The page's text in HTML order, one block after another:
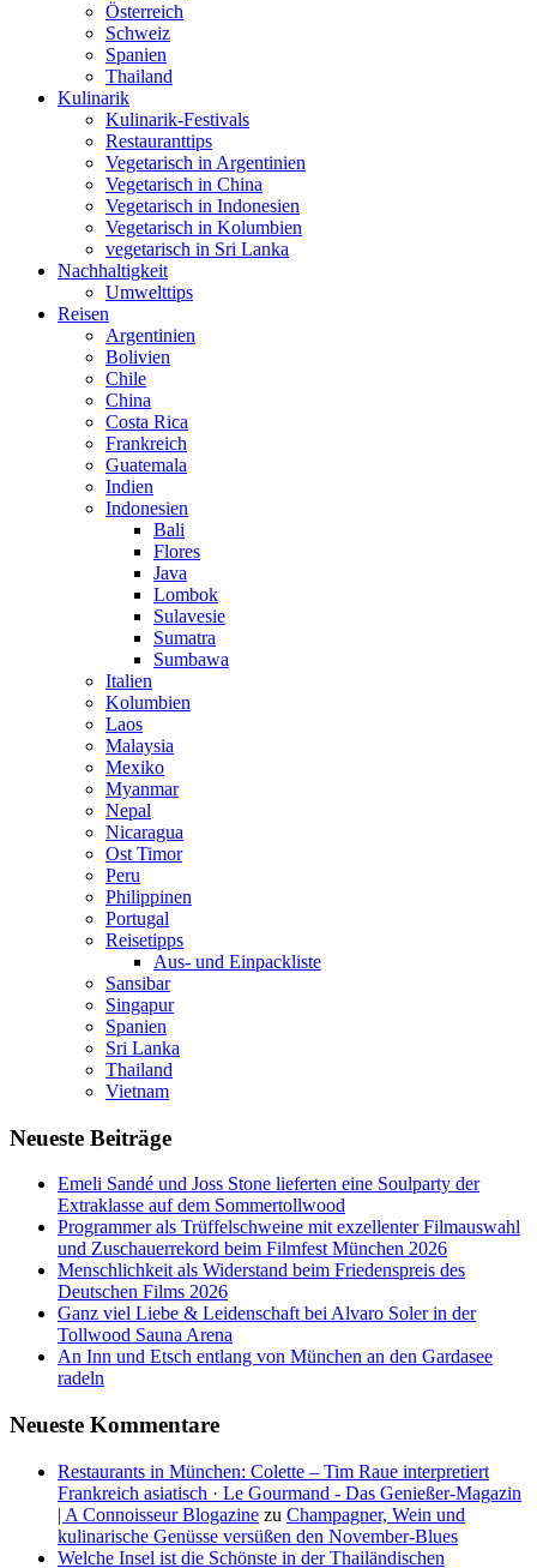
Österreich
Schweiz
Spanien
Thailand
Kulinarik
Kulinarik-Festivals
Restauranttips
Vegetarisch in Argentinien
Vegetarisch in China
Vegetarisch in Indonesien
Vegetarisch in Kolumbien
vegetarisch in Sri Lanka
Nachhaltigkeit
Umwelttips
Reisen
Argentinien
Bolivien
Chile
China
Costa Rica
Frankreich
Guatemala
Indien
Indonesien
Bali
Flores
Java
Lombok
Sulavesie
Sumatra
Sumbawa
Italien
Kolumbien
Laos
Malaysia
Mexiko
Myanmar
Nepal
Nicaragua
Ost Timor
Peru
Philippinen
Portugal
Reisetipps
Aus- und Einpackliste
Sansibar
Singapur
Spanien
Sri Lanka
Thailand
Vietnam
Neueste Beiträge
Emeli Sandé und Joss Stone lieferten eine Soulparty der
Extraklasse auf dem Sommertollwood
Programmer als Trüffelschweine mit exzellenter Filmauswahl
und Zuschauerrekord beim Filmfest München 2026
Menschlichkeit als Widerstand beim Friedenspreis des
Deutschen Films 2026
Ganz viel Liebe & Leidenschaft bei Alvaro Soler in der
Tollwood Sauna Arena
An Inn und Etsch entlang von München an den Gardasee
radeln
Neueste Kommentare
Restaurants in München: Colette – Tim Raue interpretiert
Frankreich asiatisch · Le Gourmand - Das Genießer-Magazin
| A Connoisseur Blogazine zu Champagner, Wein und
kulinarische Genüsse versüßen den November-Blues
Welche Insel ist die Schönste in der Thailändischen